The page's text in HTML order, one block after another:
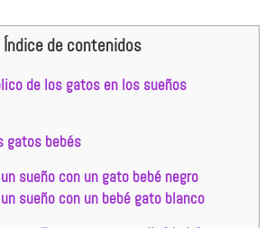
Índice de contenidos
de los gatos en los sueños
gatos bebés
sueño con un gato bebé negro
sueño con un bebé gato blanco